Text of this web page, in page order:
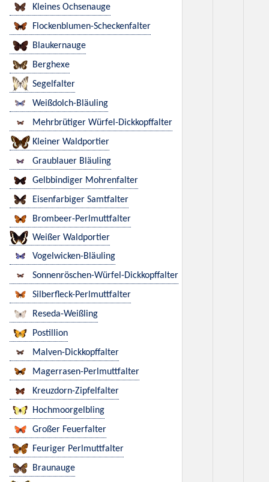
Kleines Ochsenauge
Flockenblumen-Scheckenfalter
Blaukernauge
Berghexe
Segelfalter
Weißdolch-Bläuling
Mehrbrütiger Würfel-Dickkopffalter
Kleiner Waldportier
Graublauer Bläuling
Gelbbindiger Mohrenfalter
Eisenfarbiger Samtfalter
Brombeer-Perlmuttfalter
Weißer Waldportier
Vogelwicken-Bläuling
Sonnenröschen-Würfel-Dickkopffalter
Silberfleck-Perlmuttfalter
Reseda-Weißling
Postillion
Malven-Dickkopffalter
Magerrasen-Perlmuttfalter
Kreuzdorn-Zipfelfalter
Hochmoorgelbling
Großer Feuerfalter
Feuriger Perlmuttfalter
Braunauge